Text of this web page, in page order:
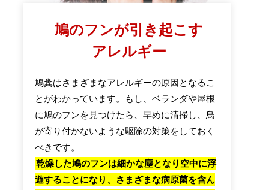
鳩のフンが引き起こす
アレルギー
鳩糞はさまざまなアレルギーの原因となるこ
とがわかっています。もし、ベランダや屋根
に鳩のフンを見つけたら、早めに清掃し、鳥
が寄り付かないような駆除の対策をしておく
べきです。
乾燥した鳩のフンは細かな塵となり空中に浮
遊することになり、さまざまな病原菌を含ん